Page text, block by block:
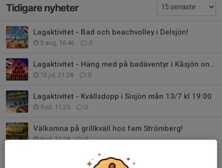
Tidigare nyheter
Lagaktivitet - Bad och beachvolley i Delsjön!
3 aug, 16:46 0
Lagaktivitet - Häng med på badäventyr i Kåsjön ons 15/7
13 jul, 21:28 0
Lagaktivitet - Kvällsdopp i Sisjön mån 13/7 kl 19:00
9 jul, 11:25 0
Välkomna på grillkväll hos fam Strömberg!
9 jul, 11:18 0